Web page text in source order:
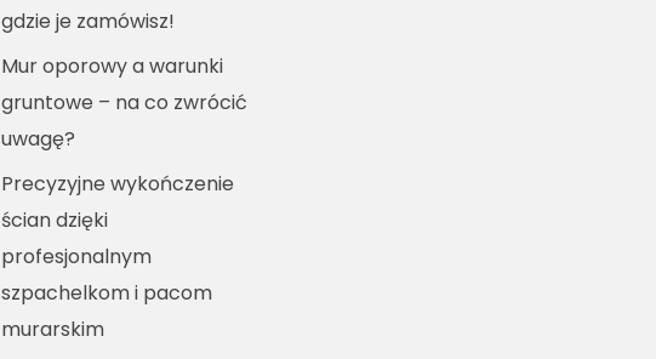
gdzie je zamówisz!
Mur oporowy a warunki
gruntowe – na co zwrócić
uwagę?
Precyzyjne wykończenie
ścian dzięki
profesjonalnym
szpachelkom i pacom
murarskim